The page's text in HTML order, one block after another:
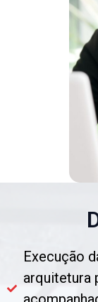
Execução
arquitetura